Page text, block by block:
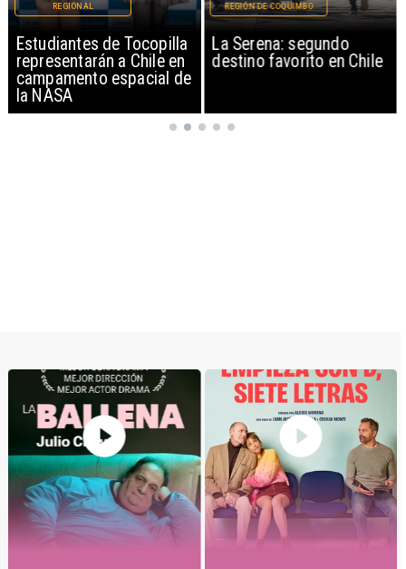
Estudiantes de Tocopilla
representarán a Chile en
campamento espacial de
la NASA
REGIONAL
La Serena: segundo
destino favorito en Chile
REGIÓN DE COQUIMBO